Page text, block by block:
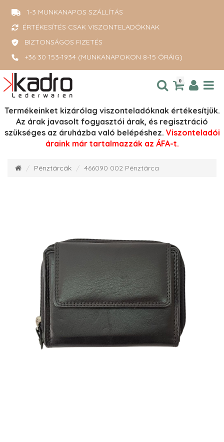
1-3 MUNKANAPOS SZÁLLÍTÁS
ÉRTÉKESÍTÉS CSAK VISZONTELADÓKNAK
BIZTONSÁGOS FIZETÉS
+36 30 153-1934 (MUNKANAPOKON 8-15 ÓRÁIG)
0
Termékeinket kizárólag viszonteladóknak értékesítjük.
Az árak javasolt fogyasztói árak, és regisztráció
szükséges az áruházba való belépéshez. Viszonteladói
áraink már tartalmazzák az ÁFA-t.
Pénztárcák 466090 002 Pénztárca